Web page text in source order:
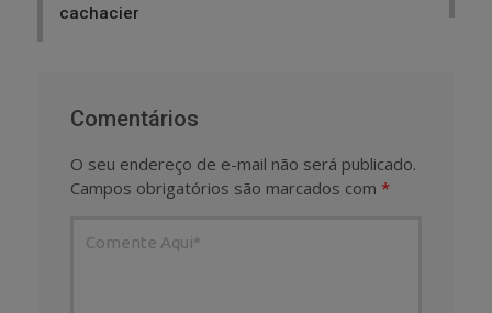
cachacier
Comentários
O seu endereço de e-mail não será publicado.
Campos obrigatórios são marcados com *